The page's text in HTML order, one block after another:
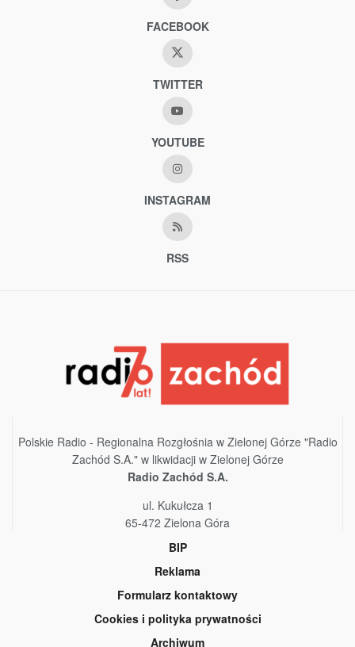
FACEBOOK
TWITTER
YOUTUBE
INSTAGRAM
RSS
Polskie Radio - Regionalna Rozgłośnia w Zielonej Górze "Radio
Zachód S.A." w likwidacji w Zielonej Górze
Radio Zachód S.A.
ul. Kukułcza 1
65-472 Zielona Góra
BIP
Reklama
Formularz kontaktowy
Cookies i polityka prywatności
Archiwum